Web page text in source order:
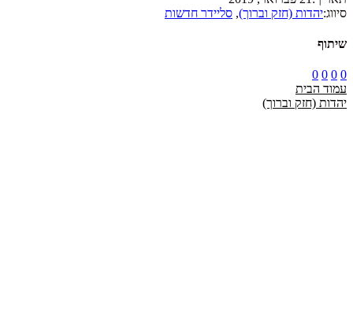
סיווג:יהדות (חזק וברוך), סליידר חדשות
שיתוף
0
0
0
0
עמוד הבית
יהדות (חזק וברוך)